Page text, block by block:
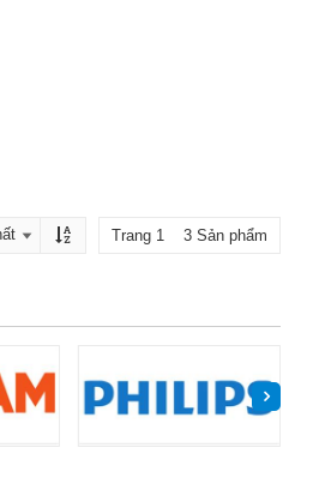
Trang 1 3 Sản phẩm